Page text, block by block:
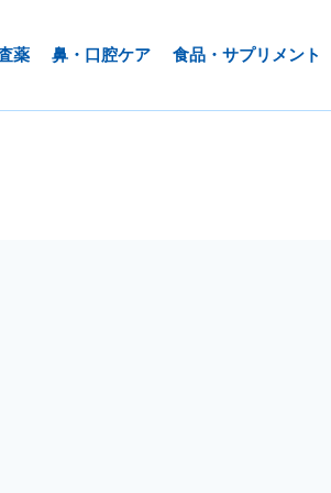
薬 鼻・口腔ケア 食品・サプリメント